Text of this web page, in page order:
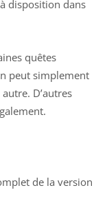
disposition dans
quêtes
peut simplement
D’autres
de la version